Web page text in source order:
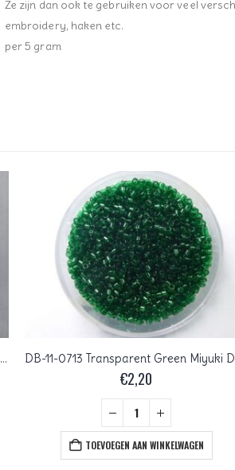
Ze zijn dan ook te gebruiken voor veel
embroidery, haken etc.
per 5 gram
DB-11-1831 Duracoat Galvanised Silver Miyuki Delica’s 11/0
€2,20
TOEVOEGEN AAN WINKELWAGEN